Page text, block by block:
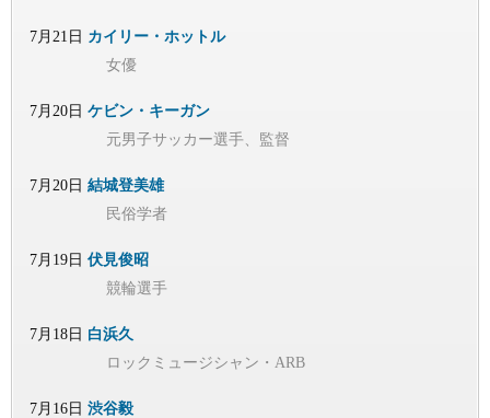
7月21日 カイリー・ホットル
女優
7月20日 ケビン・キーガン
元男子サッカー選手、監督
7月20日 結城登美雄
民俗学者
7月19日 伏見俊昭
競輪選手
7月18日 白浜久
ロックミュージシャン・ARB
7月16日 渋谷毅